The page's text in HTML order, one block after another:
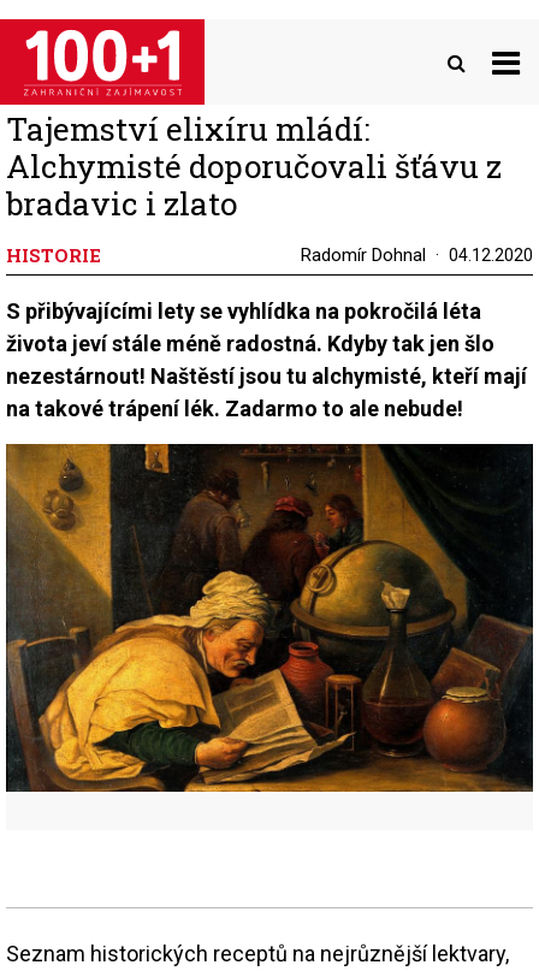
Přejít
hlavnímu
obsahu
Tajemství elixíru mládí:
Alchymisté doporučovali šťávu z
bradavic i zlato
HISTORIE Radomír Dohnal 04.12.2020
S přibývajícími lety se vyhlídka na pokročilá léta
života jeví stále méně radostná. Kdyby tak jen šlo
nezestárnout! Naštěstí jsou tu alchymisté, kteří mají
na takové trápení lék. Zadarmo to ale nebude!
Seznam historických receptů na nejrůznější lektvary,